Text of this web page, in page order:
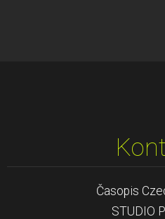
Časopis
STUDIO